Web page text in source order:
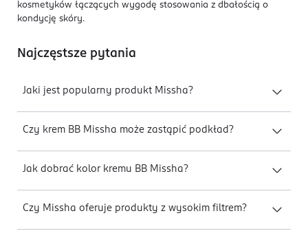
kosmetyków łączących wygodę stosowania z dbałością o
kondycję skóry.
Najczęstsze pytania
Jaki jest popularny produkt Missha?
Czy krem BB Missha może zastąpić podkład?
Jak dobrać kolor kremu BB Missha?
Czy Missha oferuje produkty z wysokim filtrem?